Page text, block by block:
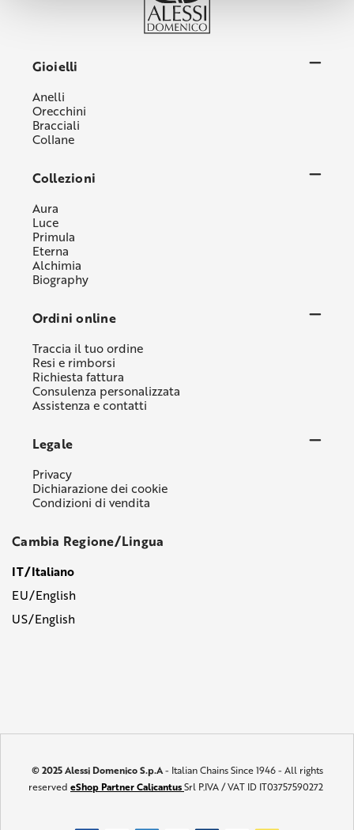
Gioielli
Anelli
Orecchini
Bracciali
Collane
Collezioni
Aura
Luce
Primula
Eterna
Alchimia
Biography
Ordini online
Traccia il tuo ordine
Resi e rimborsi
Richiesta fattura
Consulenza personalizzata
Assistenza e contatti
Legale
Privacy
Dichiarazione dei cookie
Condizioni di vendita
Cambia Regione/Lingua
IT/Italiano
EU/English
US/English
© 2025 Alessi Domenico S.p.A- Italian Chains Since 1946 - All rights
reserved eShop Partner CalicantusSrl P.IVA / VAT ID IT03757590272